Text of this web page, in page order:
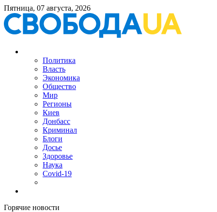
Пятница, 07 августа, 2026
Политика
Власть
Экономика
Общество
Мир
Регионы
Киев
Донбасс
Криминал
Блоги
Досье
Здоровье
Наука
Covid-19
Горячие новости